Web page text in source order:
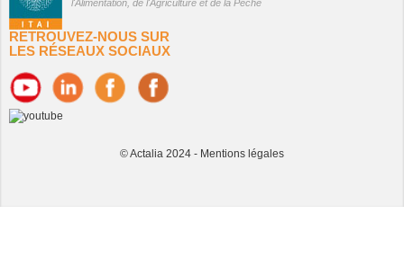
l'Alimentation, de l'Agriculture et de la Pêche
RETROUVEZ-NOUS SUR
LES RÉSEAUX SOCIAUX
© Actalia 2024 - Mentions légales